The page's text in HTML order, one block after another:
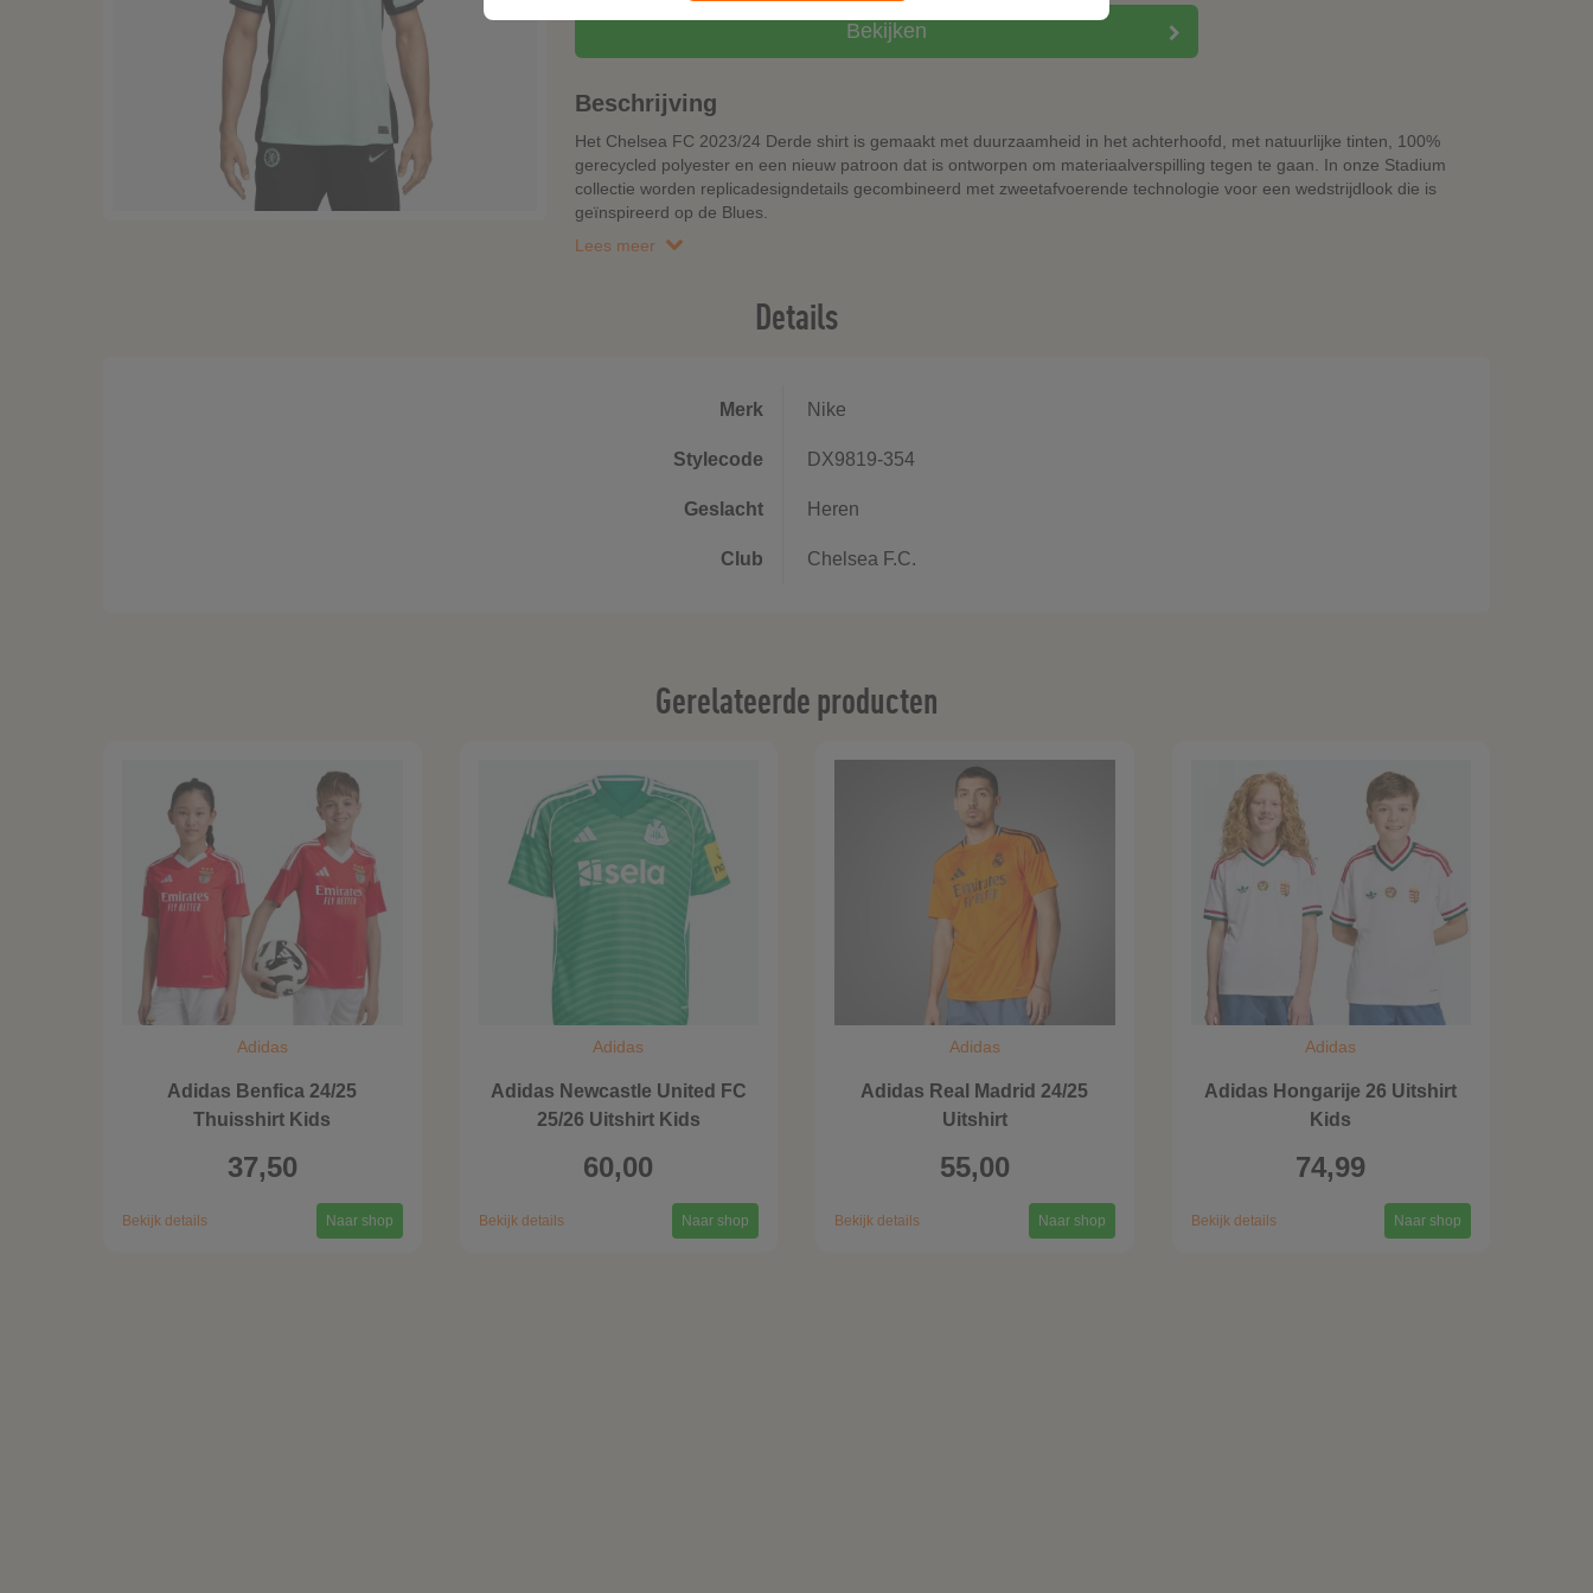
Bekijken
Beschrijving
Het Chelsea FC 2023/24 Derde shirt is gemaakt met duurzaamheid in het achterhoofd, met natuurlijke tinten, 100%
gerecycled polyester en een nieuw patroon dat is ontworpen om materiaalverspilling tegen te gaan. In onze Stadium
collectie worden replicadesigndetails gecombineerd met zweetafvoerende technologie voor een wedstrijdlook die is
geïnspireerd op de Blues.
Lees meer
Details
Merk Nike
Stylecode DX9819-354
Geslacht Heren
Club Chelsea F.C.
Gerelateerde producten
Adidas
Adidas Benfica 24/25
Thuisshirt Kids
37,50
Bekijk details Naar shop
Adidas
Adidas Newcastle United FC
25/26 Uitshirt Kids
60,00
Bekijk details Naar shop
Adidas
Adidas Real Madrid 24/25
Uitshirt
55,00
Bekijk details Naar shop
Adidas
Adidas Hongarije 26 Uitshirt
Kids
74,99
Bekijk details Naar shop